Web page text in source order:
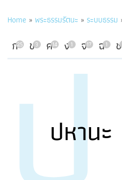
Breadcrumb
Home พระธรรมรัตนะ ระบบธรรม
ก25 ข3 ค14 ง1 จ17 ฉ1 ช
ปหานะ